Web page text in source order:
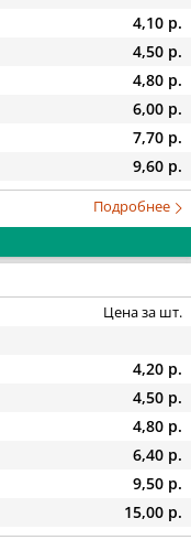
4,10 р.
4,50 р.
4,80 р.
6,00 р.
7,70 р.
9,60 р.
Подробнее
Цена за шт.
4,20 р.
4,50 р.
4,80 р.
6,40 р.
9,50 р.
15,00 р.